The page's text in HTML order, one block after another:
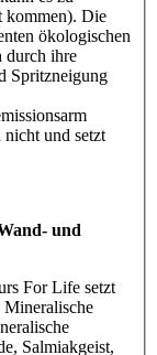
kommen). Die
ökologischen
durch ihre
Spritzneigung
nicht und setzt
und
For Life setzt
Mineralische
Salmiakgeist,